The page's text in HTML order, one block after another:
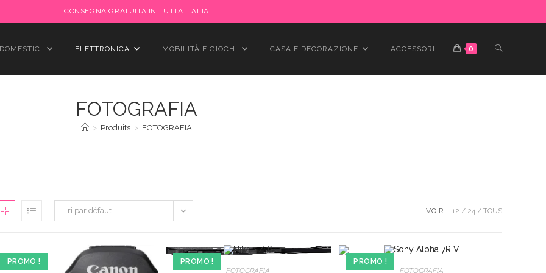
CONSEGNA GRATUITA IN TUTTA ITALIA
ELETTRONICA MOBILITÀ E GIOCHI CASA E DECORAZIONE ACCESSORI 0 TOGGLE
FOTOGRAFIA
> Produits > FOTOGRAFIA
Tri par défaut VOIR : 12 24 TOUS
PROMO !
PROMO !
FOTOGRAFIA
PROMO !
FOTOGRAFIA